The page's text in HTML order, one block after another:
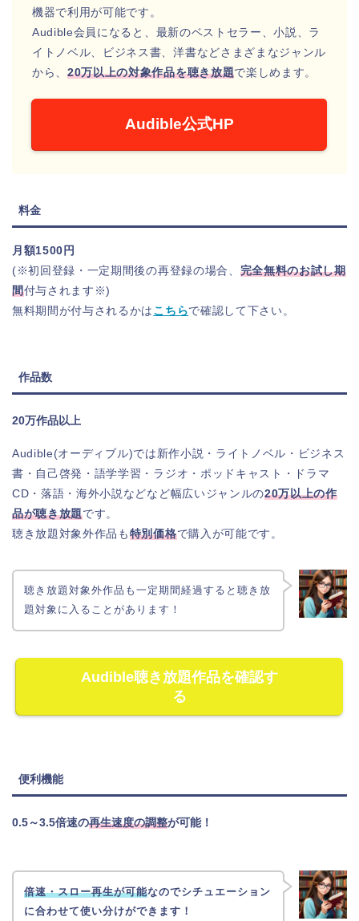
機器で利用が可能です。
Audible会員になると、最新のベストセラー、小説、ラ
イトノベル、ビジネス書、洋書などさまざまなジャンル
から、20万以上の対象作品を聴き放題で楽しめます。
Audible公式HP
料金
月額1500円
(※初回登録・一定期間後の再登録の場合、 完全無料のお試し期
間付与されます※)
無料期間が付与されるかはこちらで確認して下さい。
作品数
20万作品以上
Audible(オーディブル)では新作小説・ライトノベル・ビジネス
書・自己啓発・語学学習・ラジオ・ポッドキャスト・ドラマ
CD・落語・海外小説などなど幅広いジャンルの20万以上の作
品が聴き放題です。
聴き放題対象外作品も特別価格で購入が可能です。
聴き放題対象外作品も一定期間経過すると聴き放
題対象に入ることがあります！
Audible聴き放題作品を確認す
る
便利機能
0.5～3.5倍速の再生速度の調整が可能！
倍速・スロー再生が可能なのでシチュエーション
に合わせて使い分けができます！